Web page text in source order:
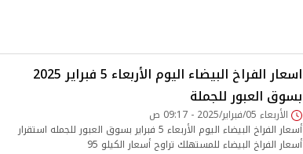
اسعار الفراخ البيضاء اليوم الأربعاء 5 فبراير 2025
بسوق العبور للجملة
الأربعاء 05/فبراير/2025 - 09:17 ص
أسعار الفراخ البيضاء اليوم الأربعاء 5 فبراير بسوق العبور للجمله استقرار
أسعار الفراخ البيضاء للمستهلك تراوح أسعار الكيلو 95